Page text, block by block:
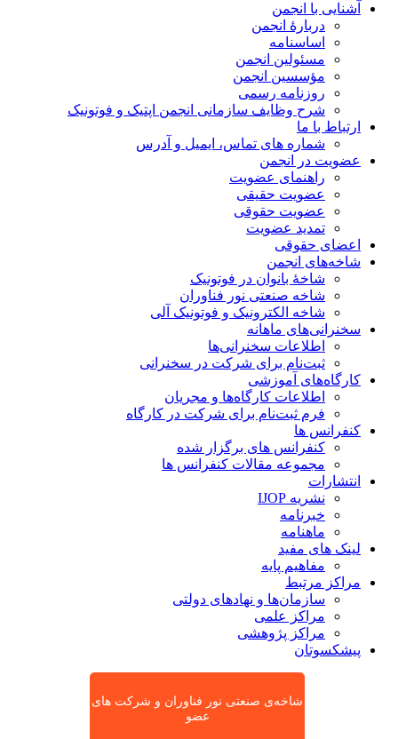
آشنایی با انجمن
دربارۀ انجمن
اساسنامه
مسئولین انجمن
مؤسسین انجمن
روزنامه رسمی
شرح وظایف سازمانی انجمن اپتیک و فوتونیک
ارتباط با ما
شماره های تماس، ایمیل و آدرس
عضویت در انجمن
راهنمای عضویت
عضویت حقیقی
عضویت حقوقی
تمدید عضویت
اعضای حقوقی
شاخه‌های انجمن
شاخۀ بانوان در فوتونیک
شاخه صنعتی نور فناوران
شاخه‌ الکترونیک و فوتونیک آلی
سخنرانی‌های ماهانه
اطلاعات سخنرانی‌‌ها
ثبت‌نام برای شرکت در سخنرانی
کارگاه‌های آموزشی
اطلاعات کارگاه‌ها و مجریان
فرم ثبت‌نام برای شرکت در کارگاه
کنفرانس ها
کنفرانس های برگزار شده
مجموعه مقالات کنفرانس ها
انتشارات
نشریه IJOP
خبرنامه
ماهنامه
لینک های مفید
مفاهیم پایه
مراکز مرتبط
سازمان‌ها و نهادهای دولتی
مراکز علمی
مراکز پژوهشی
پیشکسوتان
شاخه‌ی صنعتی نور فناوران و شرکت های
عضو